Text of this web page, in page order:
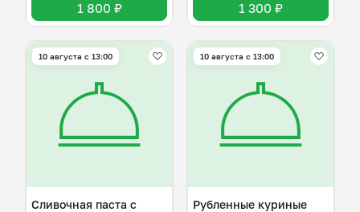
1 800 ₽ 1 300 ₽
10 августа с 13:00
Сливочная паста с
10 августа с 13:00
Рубленные куриные